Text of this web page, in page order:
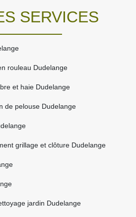
SERVICES
rouleau Dudelange
et haie Dudelange
de pelouse Dudelange
grillage et clôture Dudelange
jardin Dudelange